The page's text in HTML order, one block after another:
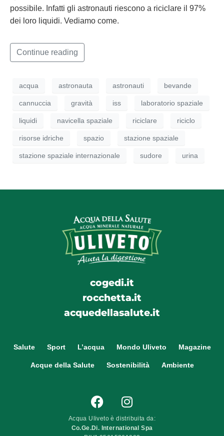
possibile. Infatti gli astronauti riescono a riciclare il 97%
dei loro liquidi. Vediamo come.
Continue reading
acqua astronauta astronauti bevande
cannuccia gravità iss laboratorio spaziale
liquidi navicella spaziale riciclare riciclo
risorse idriche spazio stazione spaziale
stazione spaziale internazionale sudore urina
cogedi.it
rocchetta.it
acquedellasalute.it
Salute Sport L’acqua Mondo Uliveto Magazine
Acque della Salute Sostenibilità Ambiente
Acqua Uliveto è distribuita da:
Co.Ge.Di. International Spa